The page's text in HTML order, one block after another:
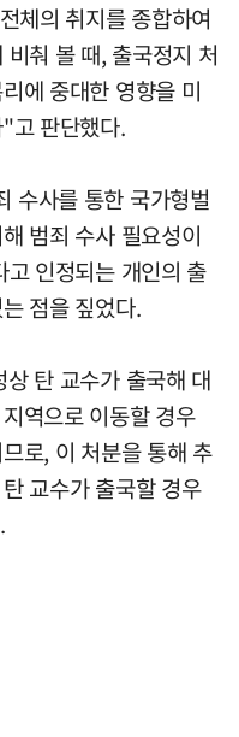
체의 취지를 종합하여
춰 볼 때, 출국정지 처
에 중대한 영향을 미
고 판단했다.
수사를 통한 국가형벌
범죄 수사 필요성이
인정되는 개인의 출
점을 짚었다.
탄 교수가 출국해 대
역으로 이동할 경우
로, 이 처분을 통해 추
교수가 출국할 경우